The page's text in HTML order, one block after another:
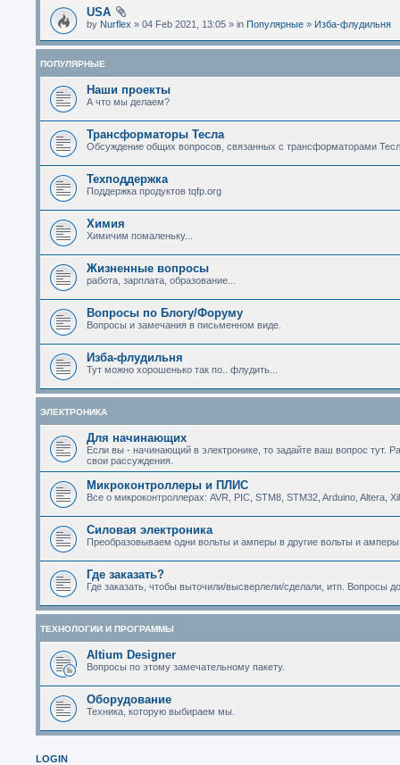
USA
by Nurflex » 04 Feb 2021, 13:05 » in Популярные » Изба-флудильня
ПОПУЛЯРНЫЕ
Наши проекты
А что мы делаем?
Трансформаторы Тесла
Обсуждение общих вопросов, связанных с трансформаторами
Техподдержка
Поддержка продуктов tqfp.org
Химия
Химичим помаленьку...
Жизненные вопросы
работа, зарплата, образование...
Вопросы по Блогу/Форуму
Вопросы и замечания в письменном виде.
Изба-флудильня
Тут можно хорошенько так по.. флудить...
ЭЛЕКТРОНИКА
Для начинающих
Если вы - начинающий в электронике, то задайте ваш вопрос тут.
свои рассуждения.
Микроконтроллеры и ПЛИС
Все о микроконтроллерах: AVR, PIC, STM8, STM32, Arduino, Altera,
Силовая электроника
Преобразовываем одни вольты и амперы в другие вольты и амперы.
Где заказать?
Где заказать, чтобы выточили/высверлели/сделали, итп. Вопросы
ТЕХНОЛОГИИ И ПРОГРАММЫ
Altium Designer
Вопросы по этому замечательному пакету.
Оборудование
Техника, которую выбираем мы.
LOGIN